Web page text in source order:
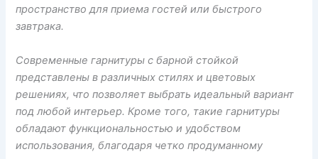
пространство для приема гостей или быстрого
завтрака.
Современные гарнитуры с барной стойкой
представлены в различных стилях и цветовых
решениях, что позволяет выбрать идеальный вариант
под любой интерьер. Кроме того, такие гарнитуры
обладают функциональностью и удобством
использования, благодаря четко продуманному